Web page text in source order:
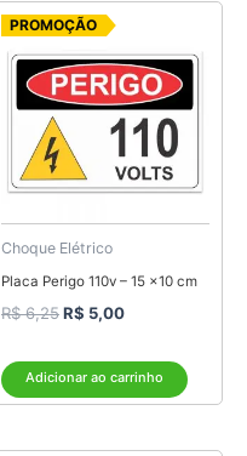
PROMOÇÃO
Choque Elétrico
Placa Perigo 110v – 15 x10 cm
R$6,25
O
preço
original
era:
R$ 6,25.
R$ 5,00
atual
é:
R$ 5,00.
Adicionar ao carrinho